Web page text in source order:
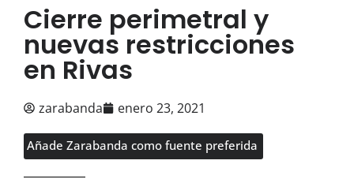
Cierre perimetral y
nuevas restricciones
en Rivas
zarabanda enero 23, 2021
Añade Zarabanda como fuente preferida